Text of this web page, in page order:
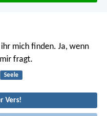
mich finden. Ja, wenn
fragt.
Seele
Vers!